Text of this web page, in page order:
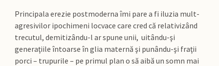
Principala erezie postmoderna îmi pare a fi iluzia mult-
agresivilor ipochimeni locvace care cred că relativizând
trecutul, demitizându-l ar spune unii, uitându-şi
generaţiile întoarse în glia maternă şi punându-şi fraţii
porci – trupurile – pe primul plan o să aibă un somn mai